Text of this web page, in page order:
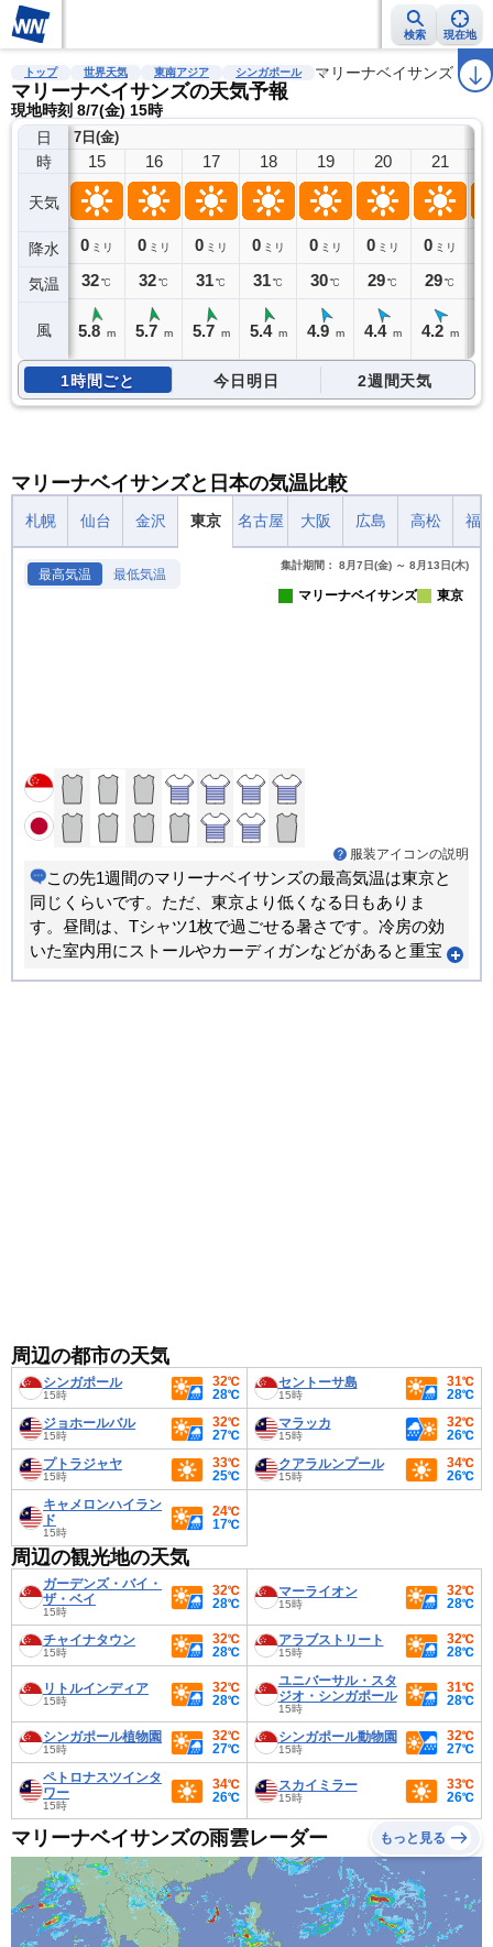
検索 現在地
雨雲レーダー 台風情報 地震情報 警報・注意報 2週間天気 ラ
トップ 世界天気 東南アジア シンガポール マリーナベイサンズ
マリーナベイサンズの天気予報
現地時刻 8/7(金) 15時
日
時
天気
降水
気温
風
7日(金)
15
0 ミリ
32℃
5.8 m
16
0 ミリ
32℃
5.7 m
17
0 ミリ
31℃
5.7 m
18
0 ミリ
31℃
5.4 m
19
0 ミリ
30℃
4.9 m
20
0 ミリ
29℃
4.4 m
21
0 ミリ
29℃
4.2 m
1時間ごと 今日明日 2週間天気
マリーナベイサンズと日本の気温比較
札幌 仙台 金沢 東京 名古屋 大阪 広島 高松 福
最高気温 最低気温
集計期間： 8月7日(金) ～ 8月13日(木)
マリーナベイサンズ 東京
服装アイコンの説明
この先1週間のマリーナベイサンズの最高気温は東京と
同じくらいです。ただ、東京より低くなる日もありま
す。昼間は、Tシャツ1枚で過ごせる暑さです。冷房の効
いた室内用にストールやカーディガンなどがあると重宝
周辺の都市の天気
シンガポール
15時
32℃
28℃
セントーサ島
15時
31℃
28℃
ジョホールバル
15時
32℃
27℃
マラッカ
15時
32℃
26℃
プトラジャヤ
15時
33℃
25℃
クアラルンプール
15時
34℃
26℃
キャメロンハイラン
ド
15時
24℃
17℃
周辺の観光地の天気
ガーデンズ・バイ・
ザ・ベイ
15時
32℃
28℃
マーライオン
15時
32℃
28℃
チャイナタウン
15時
32℃
28℃
アラブストリート
15時
32℃
28℃
リトルインディア
15時
32℃
28℃
ユニバーサル・スタ
ジオ・シンガポール
15時
31℃
28℃
シンガポール植物園
15時
32℃
27℃
シンガポール動物園
15時
32℃
27℃
ペトロナスツインタ
ワー
15時
34℃
26℃
スカイミラー
15時
33℃
26℃
マリーナベイサンズの雨雲レーダー もっと見る